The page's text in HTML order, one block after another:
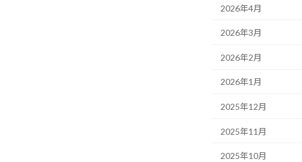
2026年4月
2026年3月
2026年2月
2026年1月
2025年12月
2025年11月
2025年10月